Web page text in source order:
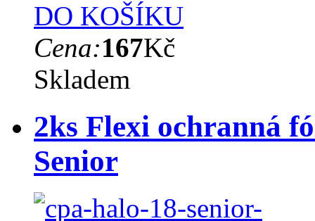
DO KOŠÍKU
Cena:167Kč
Skladem
2ks Flexi ochranná
Senior